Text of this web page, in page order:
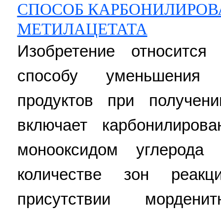
СПОСОБ
МЕТИЛАЦЕТАТА
Изобретение
способу уменьшения
продуктов при
включает
монооксидом
количестве зон
присутствии